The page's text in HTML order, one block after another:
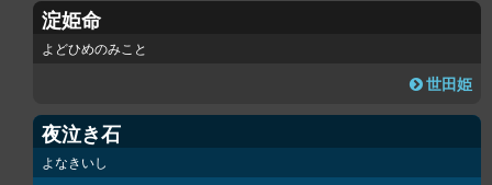
淀姫命
よどひめのみこと
世田姫
夜泣き石
よなきいし